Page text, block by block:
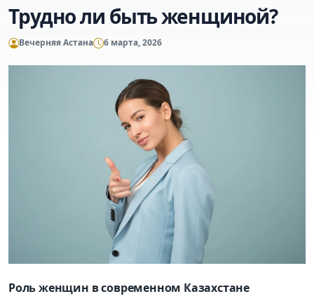
Трудно ли быть женщиной?
Вечерняя Астана 6 марта, 2026
Роль женщин в современном Казахстане